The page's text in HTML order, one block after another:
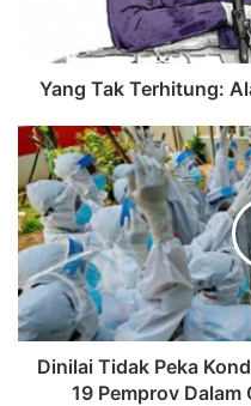
Yang Tak Terhitung:
Dinilai Tidak Peka
19 Pemprov Dalam